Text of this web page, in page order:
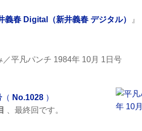
義春 Digital（新井義春 デジタル）
』
（ No.1028 ）
、最終回です。